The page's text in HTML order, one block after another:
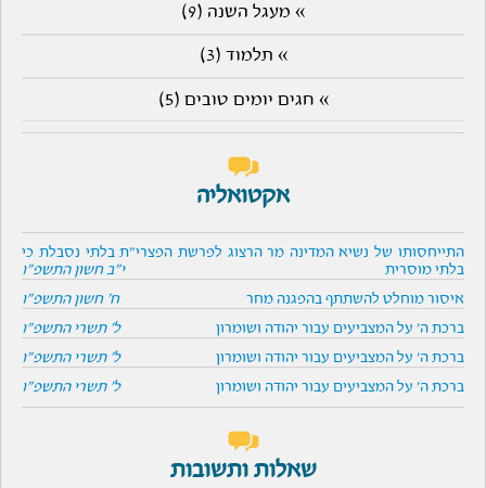
» מעגל השנה (9)
» תלמוד (3)
» חגים יומים טובים (5)
אקטואליה
התייחסותו של נשיא המדינה מר הרצוג לפרשת הפצרי"ת בלתי נסבלת כי
בלתי מוסרית
י"ב חשון התשפ"ו
איסור מוחלט להשתתף בהפגנה מחר
ח' חשון התשפ"ו
ברכת ה' על המצביעים עבור יהודה ושומרון
ל' תשרי התשפ"ו
ברכת ה' על המצביעים עבור יהודה ושומרון
ל' תשרי התשפ"ו
ברכת ה' על המצביעים עבור יהודה ושומרון
ל' תשרי התשפ"ו
שאלות ותשובות